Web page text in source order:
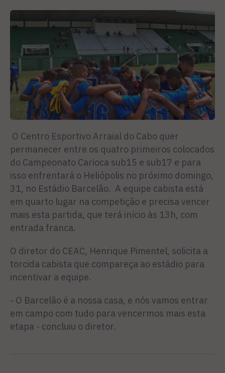
O Centro Esportivo Arraial do Cabo quer
permanecer entre os quatro primeiros colocados
do Campeonato Carioca sub15 e sub17 e para
isso enfrentará o Heliópolis no próximo domingo,
31, no Estádio Barcelão. A equipe cabista está
em quarto lugar na competição e precisa vencer
mais esta partida, que terá início às 13h, com
entrada franca.
O diretor do CEAC, Henrique Pimentel, solicita a
torcida cabista que compareça ao estádio para
incentivar a equipe.
- O Barcelão é a nossa casa, e nós vamos entrar
em campo com tudo para vencermos mais esta
etapa - concluiu o diretor.